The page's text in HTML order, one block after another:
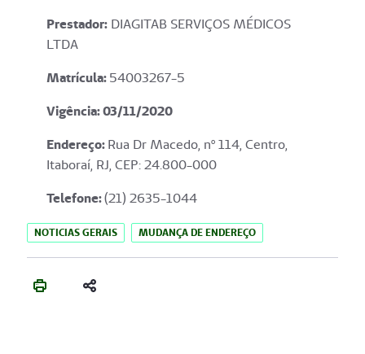
Prestador: DIAGITAB SERVIÇOS MÉDICOS
LTDA
Matrícula:54003267-5
Vigência: 03/11/2020
Endereço:Rua Dr Macedo, nº 114, Centro,
Itaboraí, RJ, CEP: 24.800-000
Telefone:(21) 2635-1044
NOTICIAS GERAIS MUDANÇA DE ENDEREÇO